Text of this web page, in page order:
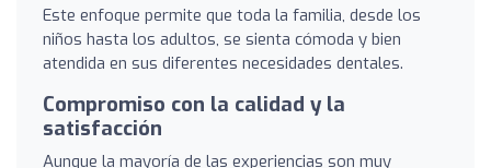
Este enfoque permite que toda la familia, desde los
niños hasta los adultos, se sienta cómoda y bien
atendida en sus diferentes necesidades dentales.
Compromiso con la calidad y la
satisfacción
Aunque la mayoría de las experiencias son muy